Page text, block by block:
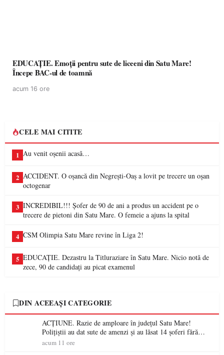
EDUCAȚIE. Emoții pentru sute de liceeni din Satu Mare!
Începe BAC-ul de toamnă
acum 16 ore
CELE MAI CITITE
1 Au venit oșenii acasă…
2 ACCIDENT. O oșancă din Negrești-Oaș a lovit pe trecere un oșan
octogenar
3 INCREDIBIL!!! Șofer de 90 de ani a produs un accident pe o
trecere de pietoni din Satu Mare. O femeie a ajuns la spital
4 CSM Olimpia Satu Mare revine în Liga 2!
5 EDUCAȚIE. Dezastru la Titluraziare în Satu Mare. Nicio notă de
zece, 90 de candidați au picat examenul
DIN ACEEAȘI CATEGORIE
ACȚIUNE. Razie de amploare în județul Satu Mare!
Polițiștii au dat sute de amenzi și au lăsat 14 șoferi fără
permis într-o singură zi
acum 11 ore